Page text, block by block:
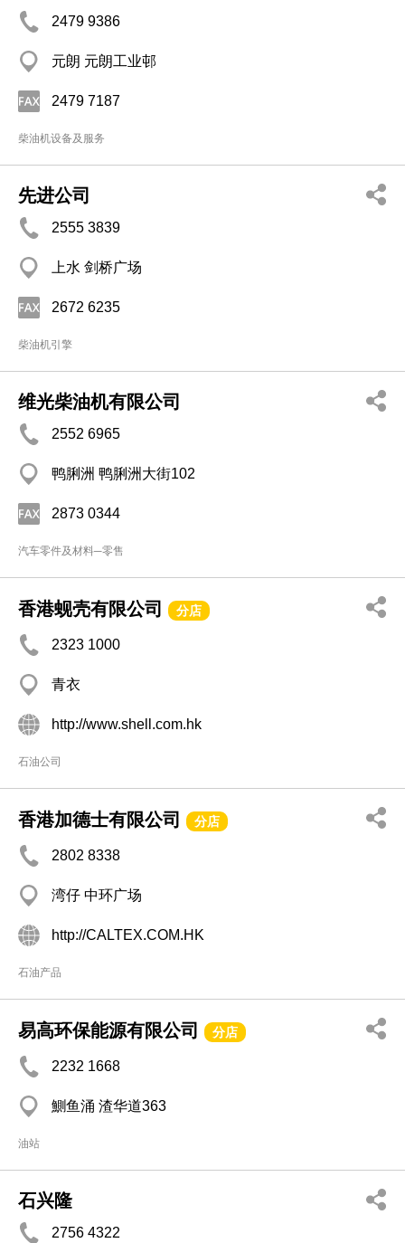
2479 9386
元朗 元朗工业邨
2479 7187
柴油机设备及服务
先进公司
2555 3839
上水 剑桥广场
2672 6235
柴油机引擎
维光柴油机有限公司
2552 6965
鸭脷洲 鸭脷洲大街102
2873 0344
汽车零件及材料─零售
香港蚬壳有限公司 分店
2323 1000
青衣
http://www.shell.com.hk
石油公司
香港加德士有限公司 分店
2802 8338
湾仔 中环广场
http://CALTEX.COM.HK
石油产品
易高环保能源有限公司 分店
2232 1668
鰂鱼涌 渣华道363
油站
石兴隆
2756 4322